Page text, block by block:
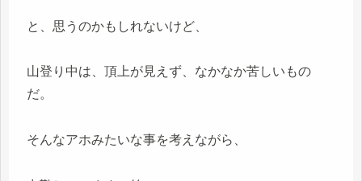
と、思うのかもしれないけど、
山登り中は、頂上が見えず、なかなか苦しいもの
だ。
そんなアホみたいな事を考えながら、